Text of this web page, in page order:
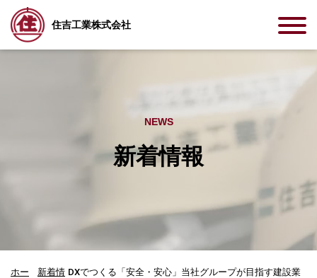
住吉工業株式会社
NEWS
新着情報
ホー
新着情 DXでつくる「安全・安心」当社グループが目指す建設業